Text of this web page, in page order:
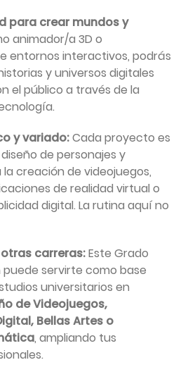
para crear mundos y
animador/a 3D o
entornos interactivos, podrás
y universos digitales
el público a través de la
y variado:Cada proyecto es
de personajes y
creación de videojuegos,
de realidad virtual o
digital. La rutina aquí no
carreras:Este Grado
servirte como base
universitarios en
de Videojuegos,
Bellas Artes o
, ampliando tus